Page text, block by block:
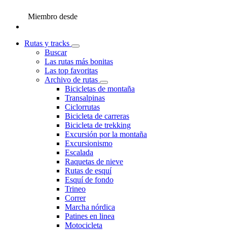
Miembro desde
Rutas y tracks
Buscar
Las rutas más bonitas
Las top favoritas
Archivo de rutas
Bicicletas de montaña
Transalpinas
Ciclorrutas
Bicicleta de carreras
Bicicleta de trekking
Excursión por la montaña
Excursionismo
Escalada
Raquetas de nieve
Rutas de esquí
Esquí de fondo
Trineo
Correr
Marcha nórdica
Patines en linea
Motocicleta